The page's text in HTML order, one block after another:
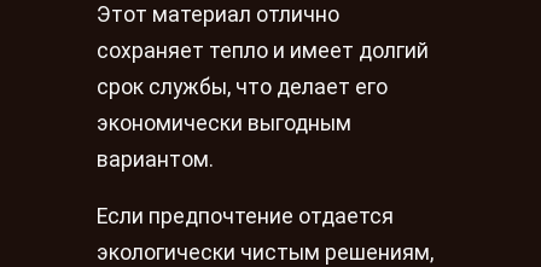
Этот материал отлично
сохраняет тепло и имеет долгий
срок службы, что делает его
экономически выгодным
вариантом.
Если предпочтение отдается
экологически чистым решениям,